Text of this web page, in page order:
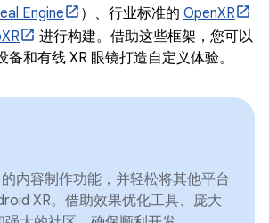
Engine ）、行业标准的 OpenXR
进行构建。借助这些框架，您可以
备和有线 XR 眼镜打造自定义体验。
内容制作功能，并轻松将其他平台
XR。借助效果优化工具、庞大